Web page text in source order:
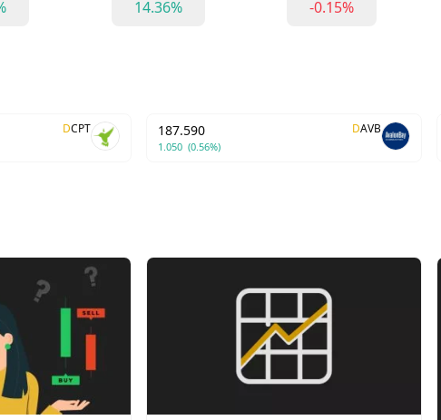
-0.15%
14.36%
AVB
D
187.590
1.050 (0.56%)
CPT
D